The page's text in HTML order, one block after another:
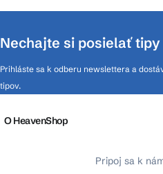
Nechajte si posielať
Prihláste sa k odberu newslettera a
tipov.
O HeavenShop
Pripoj sa k